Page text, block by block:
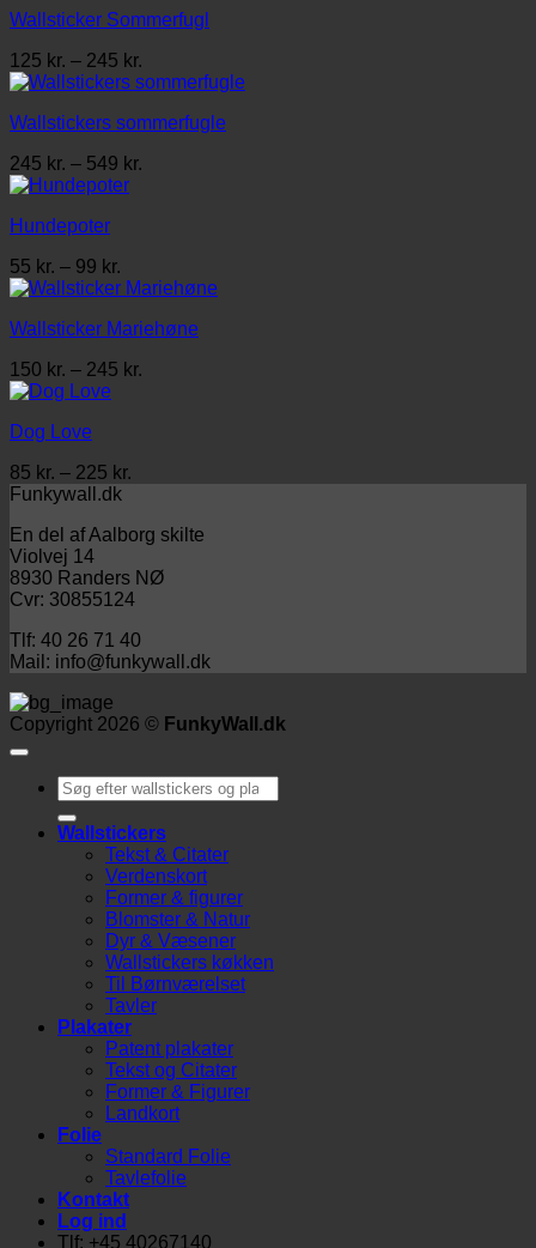
175 kr.
Wallsticker Sommerfugl
125 kr. – 245 kr.
125 kr.
245 kr.
Wallstickers sommerfugle
245 kr. – 549 kr.
Hundepoter
55 kr. – 99 kr.
55 kr.
99 kr.
Wallsticker Mariehøne
150 kr. – 245 kr.
Dog Love
85 kr. – 225 kr.
225 kr.
Funkywall.dk
En del af Aalborg skilte
Violvej 14
8930 Randers NØ
Cvr: 30855124
Tlf: 40 26 71 40
Mail: info@funkywall.dk
Copyright 2026 © FunkyWall.dk
Søg
efter:
Wallstickers
Tekst & Citater
Verdenskort
Former & figurer
Blomster & Natur
Dyr & Væsener
Wallstickers køkken
Til Børnværelset
Tavler
Plakater
Patent plakater
Tekst og Citater
Former & Figurer
Landkort
Folie
Standard Folie
Tavlefolie
Kontakt
Log ind
Tlf: +45 40267140